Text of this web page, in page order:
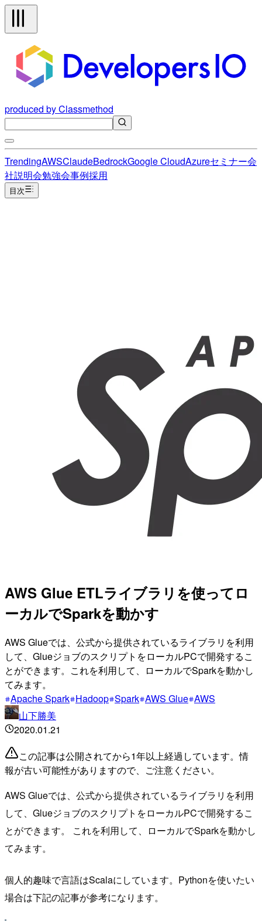
produced by Classmethod
TrendingAWSClaudeBedrockGoogle CloudAzureセミナー会
社説明会勉強会事例採用
目次
AWS Glue ETLライブラリを使ってロ
ーカルでSparkを動かす
AWS Glueでは、公式から提供されているライブラリを利用
して、GlueジョブのスクリプトをローカルPCで開発するこ
とができます。これを利用して、ローカルでSparkを動かし
てみます。
Apache Spark Hadoop Spark AWS Glue AWS
山下勝美
2020.01.21
この記事は公開されてから1年以上経過しています。情
報が古い可能性がありますので、ご注意ください。
AWS Glueでは、公式から提供されているライブラリを利用
して、GlueジョブのスクリプトをローカルPCで開発するこ
とができます。 これを利用して、ローカルでSparkを動かし
てみます。
個人的趣味で言語はScalaにしています。Pythonを使いたい
場合は下記の記事が参考になります。